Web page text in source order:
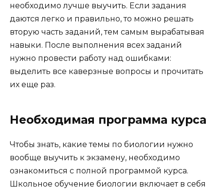
необходимо лучше выучить. Если задания
даются легко и правильно, то можно решать
вторую часть заданий, тем самым вырабатывая
навыки. После выполнения всех заданий
нужно провести работу над ошибками:
выделить все каверзные вопросы и прочитать
их еще раз.
Необходимая программа курса
Чтобы знать, какие темы по биологии нужно
вообще выучить к экзамену, необходимо
ознакомиться с полной программой курса.
Школьное обучение биологии включает в себя